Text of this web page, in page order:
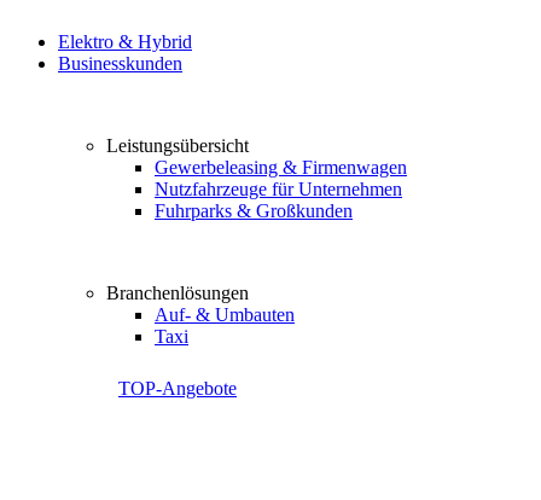
Elektro & Hybrid
Businesskunden
Leistungsübersicht
Gewerbeleasing & Firmenwagen
Nutzfahrzeuge für Unternehmen
Fuhrparks & Großkunden
Branchenlösungen
Auf- & Umbauten
Taxi
TOP-Angebote